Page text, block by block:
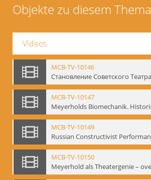
Objekte zu diesem Thema
Videos
MCB-TV-10146
MCB-TV-10147
MCB-TV-10149
MCB-TV-10150